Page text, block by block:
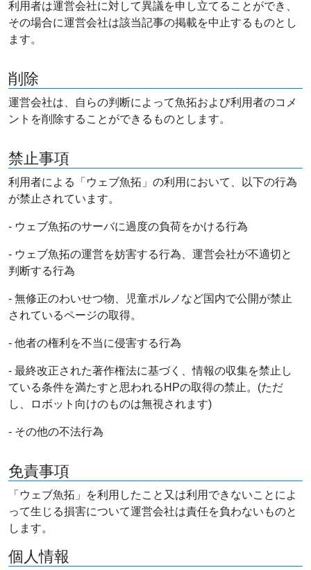
利用者は運営会社に対して異議を申し立てることができ、
その場合に運営会社は該当記事の掲載を中止するものとし
ます。
削除
運営会社は、自らの判断によって魚拓および利用者のコメ
ントを削除することができるものとします。
禁止事項
利用者による「ウェブ魚拓」の利用において、以下の行為
が禁止されています。
- ウェブ魚拓のサーバに過度の負荷をかける行為
- ウェブ魚拓の運営を妨害する行為、運営会社が不適切と
判断する行為
- 無修正のわいせつ物、児童ポルノなど国内で公開が禁止
されているページの取得。
- 他者の権利を不当に侵害する行為
- 最終改正された著作権法に基づく、情報の収集を禁止し
ている条件を満たすと思われるHPの取得の禁止。(ただ
し、ロボット向けのものは無視されます)
- その他の不法行為
免責事項
「ウェブ魚拓」を利用したこと又は利用できないことによ
って生じる損害について運営会社は責任を負わないものと
します。
個人情報